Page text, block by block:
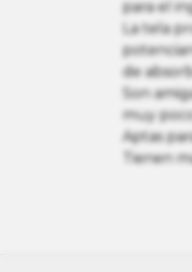
para el
La tela
de
Son
muy
Aptas
Tienen